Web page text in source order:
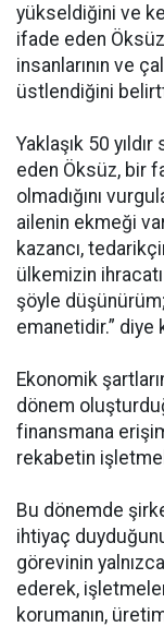
yükseldiğini ve
ifade eden
insanlarının ve
üstlendiğini
Yaklaşık 50
eden Öksüz, bir
olmadığını
ailenin ekmeği
kazancı,
ülkemizin
şöyle
emanetidir.” diye
Ekonomik
dönem
finansmana
rekabetin
Bu dönemde
ihtiyaç
görevinin
ederek,
korumanın,